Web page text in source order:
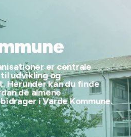
er centrale
udvikling og
kan du finde
de almene
i Varde Kommune.